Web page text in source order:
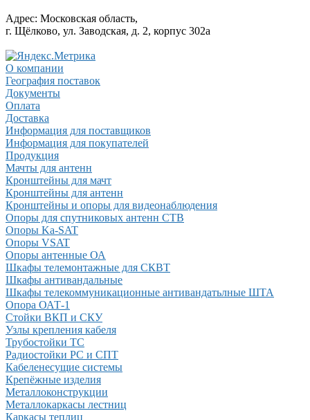
Адрес: Московская область,
г. Щёлково, ул. Заводская, д. 2, корпус 302а
О компании
География поставок
Документы
Оплата
Доставка
Информация для поставщиков
Информация для покупателей
Продукция
Мачты для антенн
Кронштейны для мачт
Кронштейны для антенн
Кронштейны и опоры для видеонаблюдения
Опоры для спутниковых антенн СТВ
Опоры Ka-SAT
Опоры VSAT
Опоры антенные ОА
Шкафы телемонтажные для СКВТ
Шкафы антивандальные
Шкафы телекоммуникационные антивандатьлные ШТА
Опора ОАТ-1
Стойки ВКП и СКУ
Узлы крепления кабеля
Трубостойки ТС
Радиостойки РС и СПТ
Кабеленесущие системы
Крепёжные изделия
Металлоконструкции
Металлокаркасы лестниц
Каркасы теплиц